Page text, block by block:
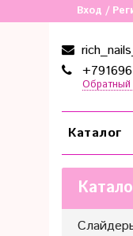
Вход /
Обратный
Каталог